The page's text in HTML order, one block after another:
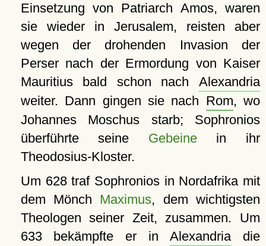
Einsetzung von Patriarch Amos, waren
sie wieder in Jerusalem, reisten aber
wegen der drohenden Invasion der
Perser nach der Ermordung von Kaiser
Mauritius bald schon nach Alexandria
weiter. Dann gingen sie nach Rom, wo
Johannes Moschus starb; Sophronios
überführte seine Gebeinein ihr
Theodosius-Kloster.
Um 628 traf Sophronios in Nordafrika mit
dem Mönch Maximus, dem wichtigsten
Theologen seiner Zeit, zusammen. Um
633 bekämpfte er inAlexandriadie